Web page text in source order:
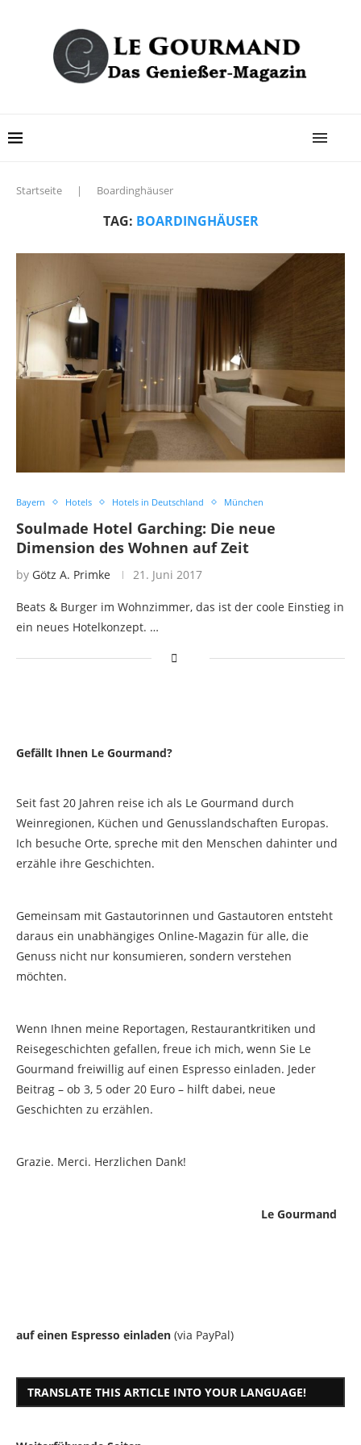
Startseite | Boardinghäuser
TAG: BOARDINGHÄUSER
Bayern Hotels Hotels in Deutschland München
Soulmade Hotel Garching: Die neue
Dimension des Wohnen auf Zeit
by Götz A. Primke 21. Juni 2017
Beats & Burger im Wohnzimmer, das ist der coole Einstieg in
ein neues Hotelkonzept. …
Gefällt Ihnen Le Gourmand?
Seit fast 20 Jahren reise ich als Le Gourmand durch
Weinregionen, Küchen und Genusslandschaften Europas.
Ich besuche Orte, spreche mit den Menschen dahinter und
erzähle ihre Geschichten.
Gemeinsam mit Gastautorinnen und Gastautoren entsteht
daraus ein unabhängiges Online-Magazin für alle, die
Genuss nicht nur konsumieren, sondern verstehen
möchten.
Wenn Ihnen meine Reportagen, Restaurantkritiken und
Reisegeschichten gefallen, freue ich mich, wenn Sie Le
Gourmand freiwillig auf einen Espresso einladen. Jeder
Beitrag – ob 3, 5 oder 20 Euro – hilft dabei, neue
Geschichten zu erzählen.
Grazie. Merci. Herzlichen Dank!
Le Gourmand
auf einen Espresso einladen (via PayPal)
TRANSLATE THIS ARTICLE INTO YOUR LANGUAGE!